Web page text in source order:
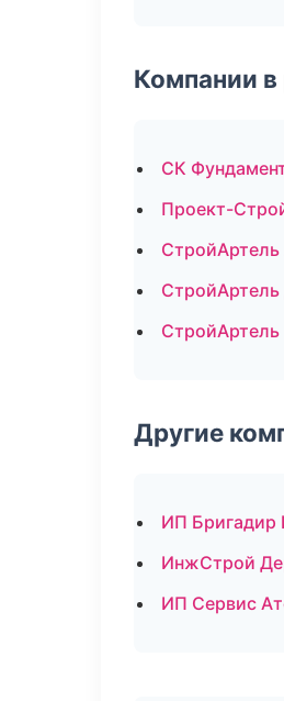
Компании
СК
Проект-
Другие
ИП Бригадир
ИнжСтрой
ИП Сервис